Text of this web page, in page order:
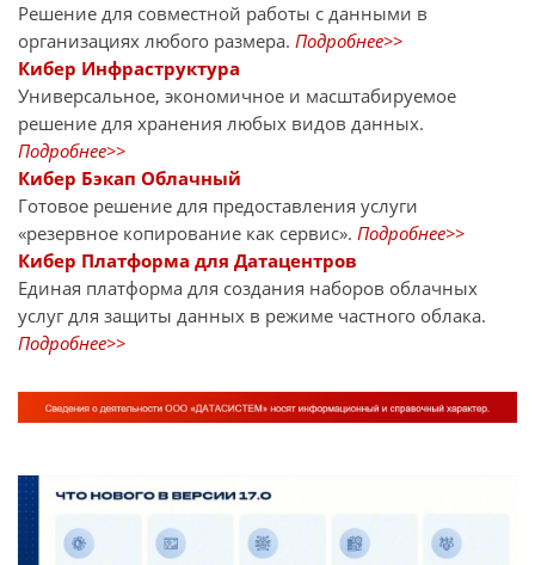
Решение для совместной работы с данными в
организациях любого размера. Подробнее>>
Кибер Инфраструктура
Универсальное, экономичное и масштабируемое
решение для хранения любых видов данных.
Подробнее>>
Кибер Бэкап Облачный
Готовое решение для предоставления услуги
«резервное копирование как сервис». Подробнее>>
Кибер Платформа для Датацентров
Единая платформа для создания наборов облачных
услуг для защиты данных в режиме частного облака.
Подробнее>>